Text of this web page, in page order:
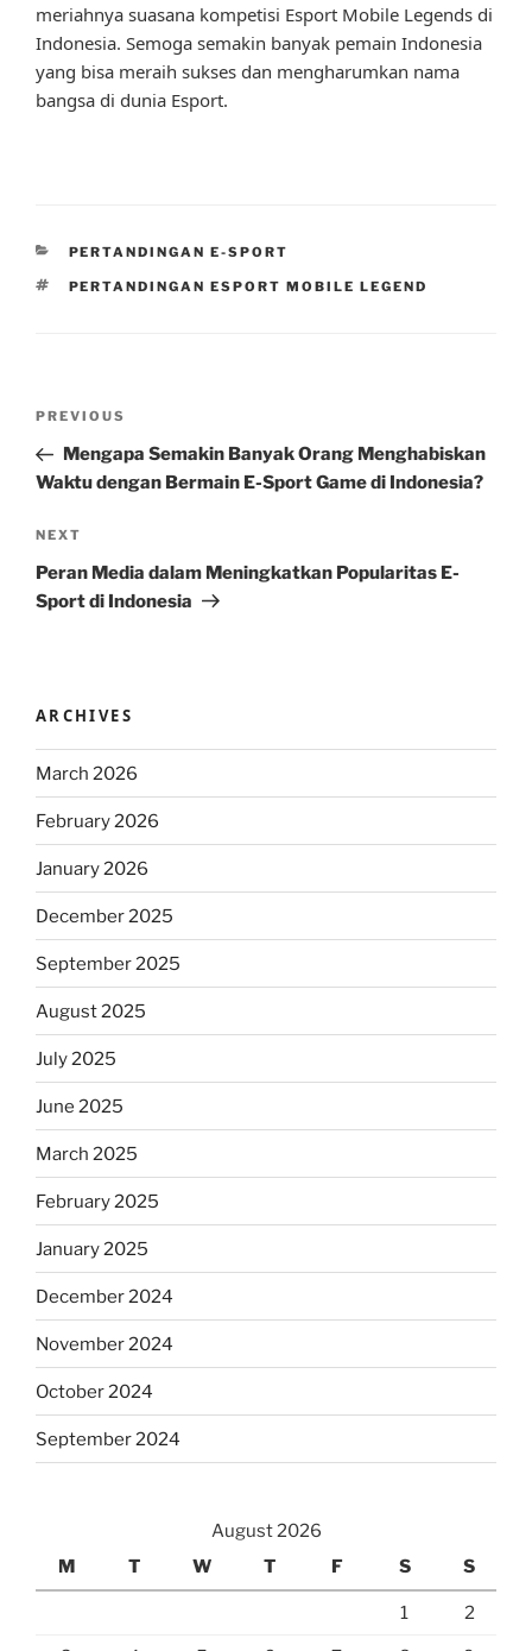
meriahnya suasana kompetisi Esport Mobile Legends di
Indonesia. Semoga semakin banyak pemain Indonesia
yang bisa meraih sukses dan mengharumkan nama
bangsa di dunia Esport.
CATEGORIES
PERTANDINGAN E-SPORT
TAGS
PERTANDINGAN ESPORT MOBILE LEGEND
Previous
Post
PREVIOUS
Mengapa Semakin Banyak Orang Menghabiskan
Waktu dengan Bermain E-Sport Game di Indonesia?
Next
Post
NEXT
Peran Media dalam Meningkatkan Popularitas E-
Sport di Indonesia
ARCHIVES
March 2026
February 2026
January 2026
December 2025
September 2025
August 2025
July 2025
June 2025
March 2025
February 2025
January 2025
December 2024
November 2024
October 2024
September 2024
August 2026
M
T W T F S S
1 2